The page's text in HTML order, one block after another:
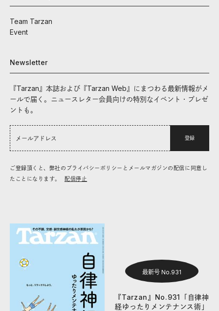
Team Tarzan
Event
Newsletter
『Tarzan』本誌および『Tarzan Web』にまつわる最新情報がメ
ールで届く。ニュースレター会員向けの特別なイベント・プレゼ
ントも。
登録
ご登録頂くと、弊社のプライバシーポリシーとメールマガジンの配信に同意し
たことになります。
配信停止
最新号 No.931
『Tarzan』No.931「自律神
経ゆったりメンテナンス術」